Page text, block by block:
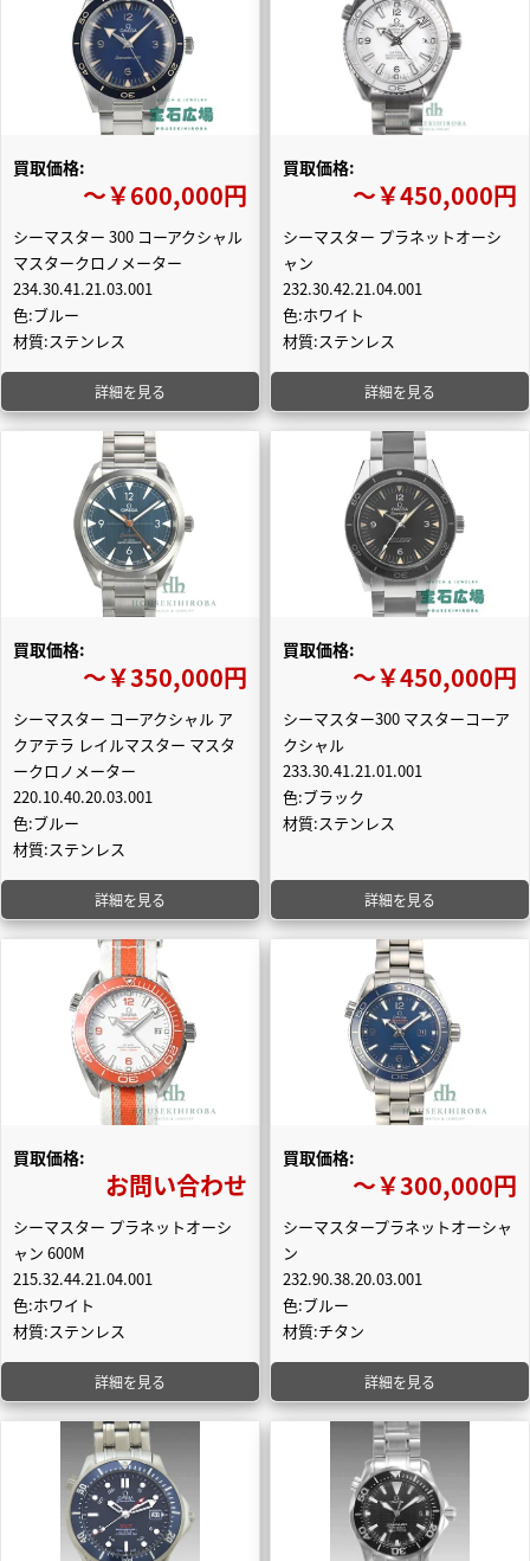
買取価格:
〜￥600,000円
シーマスター 300 コーアクシャル
マスタークロノメーター
234.30.41.21.03.001
色:ブルー
材質:ステンレス
詳細を見る
買取価格:
〜￥450,000円
シーマスター プラネットオーシ
ャン
232.30.42.21.04.001
色:ホワイト
材質:ステンレス
詳細を見る
買取価格:
〜￥350,000円
シーマスター コーアクシャル ア
クアテラ レイルマスター マスタ
ークロノメーター
220.10.40.20.03.001
色:ブルー
材質:ステンレス
詳細を見る
買取価格:
〜￥450,000円
シーマスター300 マスターコーア
クシャル
233.30.41.21.01.001
色:ブラック
材質:ステンレス
詳細を見る
買取価格:
お問い合わせ
シーマスター プラネットオーシ
ャン 600M
215.32.44.21.04.001
色:ホワイト
材質:ステンレス
詳細を見る
買取価格:
〜￥300,000円
シーマスタープラネットオーシャ
ン
232.90.38.20.03.001
色:ブルー
材質:チタン
詳細を見る